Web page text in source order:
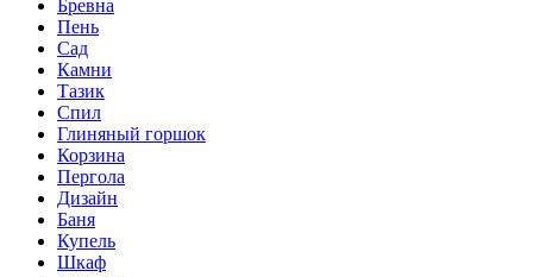
Бревна
Пень
Сад
Камни
Тазик
Спил
Глиняный горшок
Корзина
Пергола
Дизайн
Баня
Купель
Шкаф